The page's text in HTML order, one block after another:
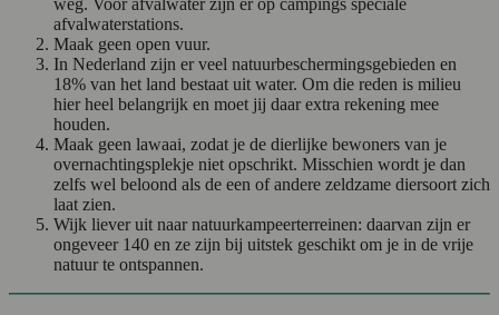
weg. Voor afvalwater zijn er op campings speciale
afvalwaterstations.
Maak geen open vuur.
In Nederland zijn er veel natuurbeschermingsgebieden en
18% van het land bestaat uit water. Om die reden is milieu
hier heel belangrijk en moet jij daar extra rekening mee
houden.
Maak geen lawaai, zodat je de dierlijke bewoners van je
overnachtingsplekje niet opschrikt. Misschien wordt je dan
zelfs wel beloond als de een of andere zeldzame diersoort zich
laat zien.
Wijk liever uit naar natuurkampeerterreinen: daarvan zijn er
ongeveer 140 en ze zijn bij uitstek geschikt om je in de vrije
natuur te ontspannen.